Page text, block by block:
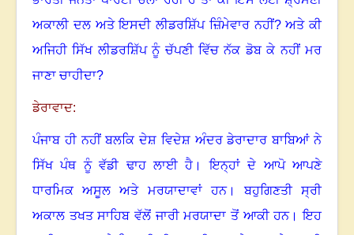
ਅਕਾਲੀ ਦਲ ਅਤੇ ਇਸਦੀ ਲੀਡਰਸ਼ਿੱਪ ਜ਼ਿੰਮੇਵਾਰ ਨਹੀਂ? ਅਤੇ ਕੀ
ਅਜਿਹੀ ਸਿੱਖ ਲੀਡਰਸ਼ਿੱਪ ਨੂੰ ਚੱਪਣੀ ਵਿੱਚ ਨੱਕ ਡੋਬ ਕੇ ਨਹੀਂ ਮਰ
ਜਾਣਾ ਚਾਹੀਦਾ?
ਡੇਰਾਵਾਦ:
ਪੰਜਾਬ ਹੀ ਨਹੀਂ ਬਲਕਿ ਦੇਸ਼ ਵਿਦੇਸ਼ ਅੰਦਰ ਡੇਰਾਦਾਰ ਬਾਬਿਆਂ ਨੇ
ਸਿੱਖ ਪੰਥ ਨੂੰ ਵੱਡੀ ਢਾਹ ਲਾਈ ਹੈ ।
ਇਨ੍ਹਾਂ ਦੇ ਆਪੋ ਆਪਣੇ
ਧਾਰਮਿਕ ਅਸੂਲ ਅਤੇ ਮਰਯਾਦਾਵਾਂ ਹਨ।
ਬਹੁਗਿਣਤੀ ਸ੍ਰੀ
ਅਕਾਲ ਤਖਤ ਸਾਹਿਬ ਵੱਲੋਂ ਜਾਰੀ ਮਰਯਾਦਾ ਤੋਂ ਆਕੀ ਹਨ।ਇਹ